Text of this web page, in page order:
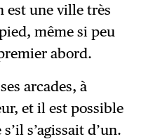
est une ville très
même si peu
abord.
arcades, à
et il est possible
s’agissait d’un.